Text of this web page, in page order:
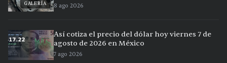
GALERÍA 8 ago 2026
Así cotiza el precio del dólar hoy viernes 7 de
agosto de 2026 en México
7 ago 2026